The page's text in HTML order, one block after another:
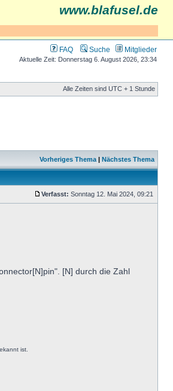
www.blafusel.de
FAQ Suche Mitglieder
Aktuelle Zeit: Donnerstag 6. August 2026, 23:34
Alle Zeiten sind UTC + 1 Stunde
Vorheriges Thema | Nächstes Thema
Verfasst: Sonntag 12. Mai 2024, 09:21
[N] durch die Zahl
ist.